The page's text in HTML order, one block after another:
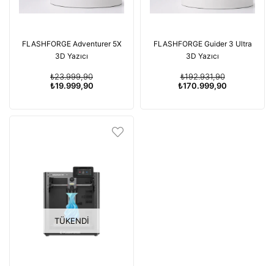
FLASHFORGE Adventurer 5X
3D Yazıcı
₺19.999,90
₺23.999,90
FLASHFORGE Guider 3 Ultra
3D Yazıcı
₺170.999,90
₺192.931,90
TÜKENDI